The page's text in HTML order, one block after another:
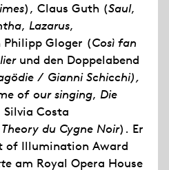
), Claus Guth (Saul,
, Lazarus,
Philipp Gloger (Così fan
und den Doppelabend
/ Gianni Schicchi),
of our singing, Die
Silvia Costa
Theory du Cygne Noir). Er
of Illumination Award
am Royal Opera House